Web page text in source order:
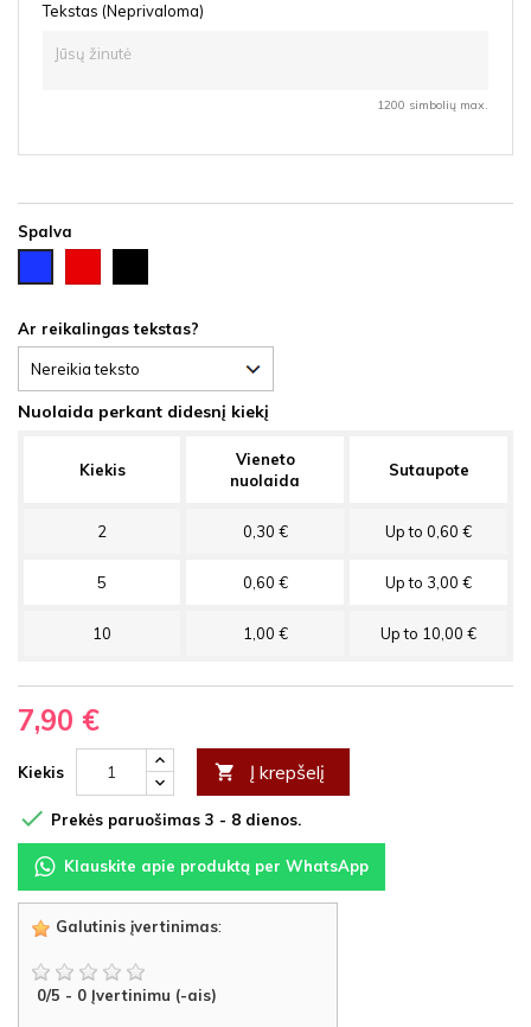
Tekstas (Neprivaloma)
1200 simbolių max.
Spalva
Ar reikalingas tekstas?
Nuolaida perkant didesnį kiekį
Kiekis
Vieneto
nuolaida
Sutaupote
2 0,30 € Up to 0,60 €
5 0,60 € Up to 3,00 €
10 1,00 € Up to 10,00 €
7,90 €
Kiekis  Į krepšelį
 Prekės paruošimas 3 - 8 dienos.
Klauskite apie produktą per WhatsApp
Galutinis įvertinimas:
0/5 - 0 Įvertinimu (-ais)